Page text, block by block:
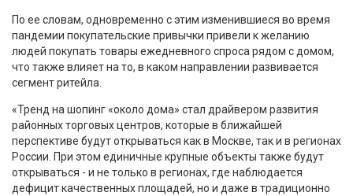
По ее словам, одновременно с этим изменившиеся во время
пандемии покупательские привычки привели к желанию
людей покупать товары ежедневного спроса рядом с домом,
что также влияет на то, в каком направлении развивается
сегмент ритейла.
«Тренд на шопинг «около дома» стал драйвером развития
районных торговых центров, которые в ближайшей
перспективе будут открываться как в Москве, так и в регионах
России. При этом единичные крупные объекты также будут
открываться - и не только в регионах, где наблюдается
дефицит качественных площадей, но и даже в традиционно